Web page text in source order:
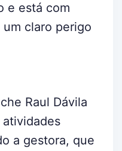
e está com
claro perigo
Raul Dávila
atividades
a gestora, que